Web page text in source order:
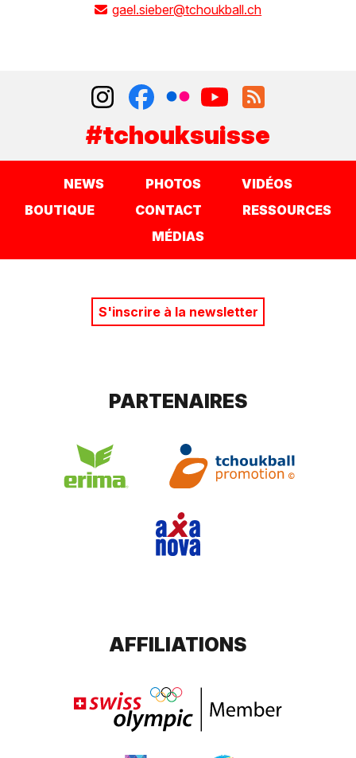
gael.sieber@tchoukball.ch
#tchouksuisse
NEWS PHOTOS
VIDÉOS
BOUTIQUE
CONTACT
RESSOURCES
MÉDIAS
S'inscrire à la newsletter
PARTENAIRES
AFFILIATIONS